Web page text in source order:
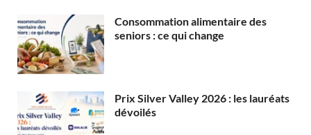
Consommation alimentaire des
seniors : ce qui change
Prix Silver Valley 2026 : les lauréats
dévoilés